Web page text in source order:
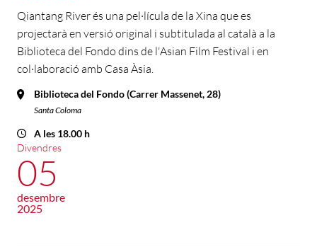
Qiantang River és una pel·lícula de la Xina que es
projectarà en versió original i subtitulada al català a la
Biblioteca del Fondo dins de l'Asian Film Festival i en
col·laboració amb Casa Àsia.
Biblioteca del Fondo (Carrer Massenet, 28)
Santa Coloma
A les 18.00 h
Divendres
05
desembre
2025